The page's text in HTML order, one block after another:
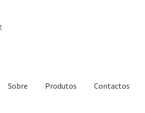
Sobre Produtos Contactos